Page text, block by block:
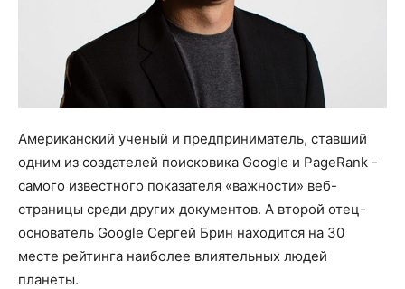
Американский ученый и предприниматель, ставший
одним из создателей поисковика Google и PageRank -
самого известного показателя «важности» веб-
страницы среди других документов. А второй отец-
основатель Google Сергей Брин находится на 30
месте рейтинга наиболее влиятельных людей
планеты.